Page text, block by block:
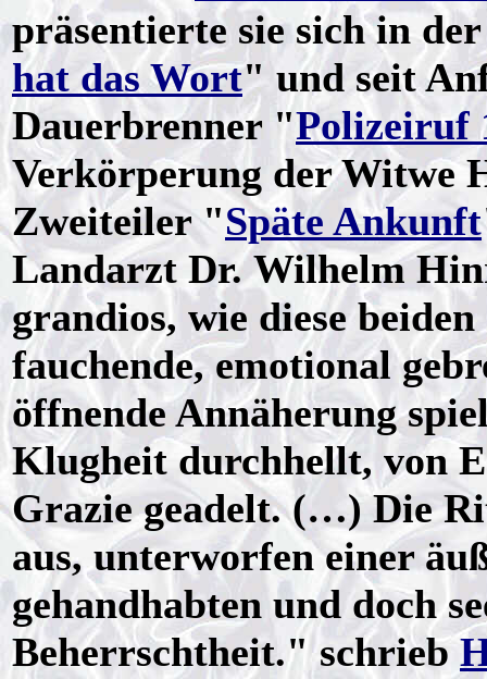
präsentierte sie sich in
hat das Wort" und seit
Dauerbrenner "Polizeiruf
Verkörperung der Witwe
Zweiteiler "Späte Ankunft
Landarzt Dr. Wilhelm
grandios, wie diese
fauchende, emotional
öffnende Annäherung
Klugheit durchhellt, von
Grazie geadelt. (…) Die
aus, unterworfen einer
gehandhabten und doch
Beherrschtheit." schrieb